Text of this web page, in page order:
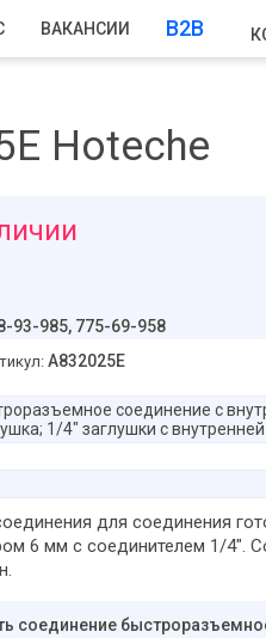
ВАКАНСИИ B2B
Hoteche
93-985, 775-69-958
A832025E
соединение с
1/4" заглушки с
для соединения
6 мм с соединителем 1/4".
соединение